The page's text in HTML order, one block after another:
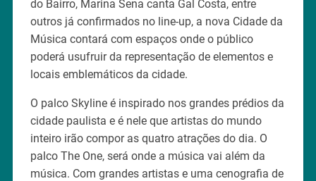
do Bairro, Marina Sena canta Gal Costa, entre
outros já confirmados no line-up, a nova Cidade da
Música contará com espaços onde o público
poderá usufruir da representação de elementos e
locais emblemáticos da cidade.
O palco Skyline é inspirado nos grandes prédios da
cidade paulista e é nele que artistas do mundo
inteiro irão compor as quatro atrações do dia. O
palco The One, será onde a música vai além da
música. Com grandes artistas e uma cenografia de